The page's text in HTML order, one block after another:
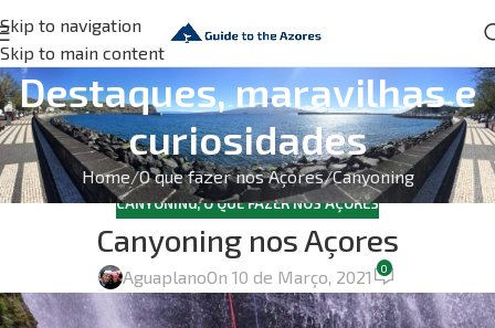
Skip to navigation
Skip to main content
Destaques, maravilhas e
curiosidades
Home O que fazer nos Açores Canyoning
CANYONING,O QUE FAZER NOS AÇORES
Canyoning nos Açores
AguaplanoOn 10 de Março, 2021 0